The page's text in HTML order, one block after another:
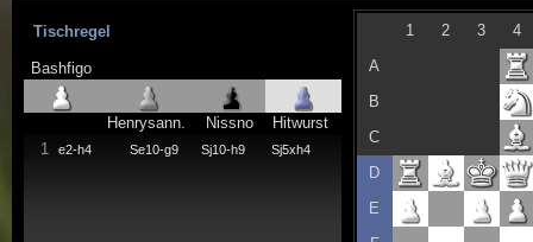
Tischregel
Bashfigo
Henrysann. Nissno
Hitwurst
1
e2-h4 Se10-g9 Sj10-h9 Sj5xh4
1 2 3
4
A
B
C
D
E